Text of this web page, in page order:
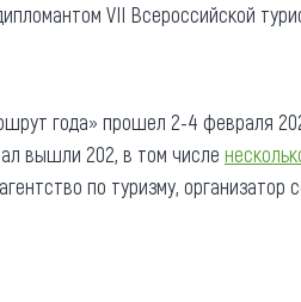
VII Всероссийской
года» прошел 2-4 февраля
вышли 202, в том числе
по туризму,